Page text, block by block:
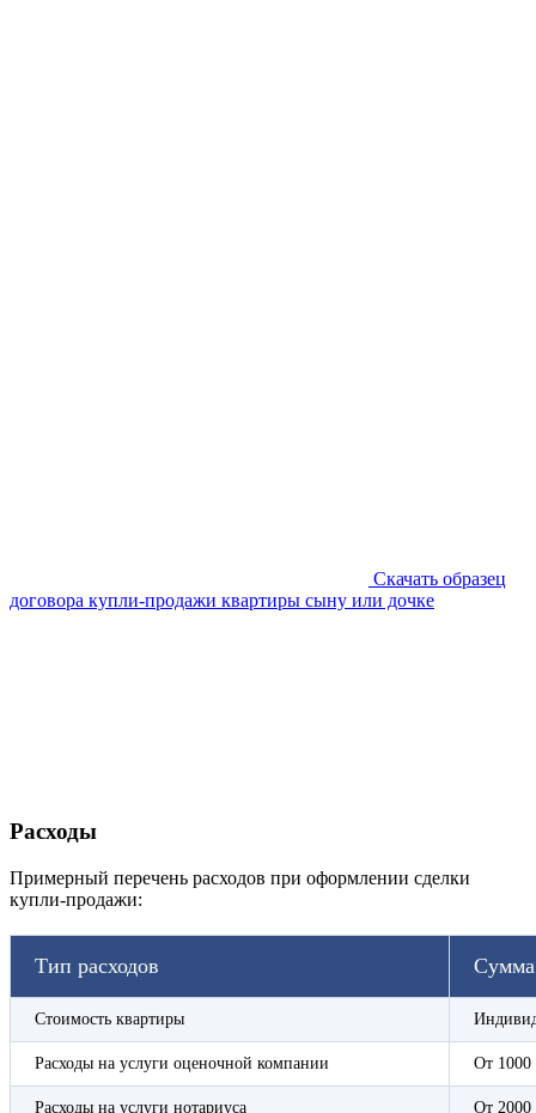
Скачать образец
договора купли-продажи квартиры сыну или дочке
Расходы
Примерный перечень расходов при оформлении сделки
купли-продажи:
Тип расходов Сумма
Стоимость квартиры
Расходы на услуги оценочной компании От 1000
Расходы на услуги нотариуса От 2000